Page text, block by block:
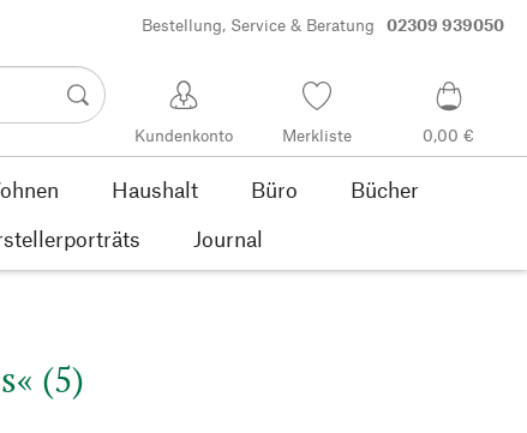
Bestellung, Service & Beratung 02309 939050
Kundenkonto Merkliste 0,00 €
Haushalt Büro
Bücher
Journal
(5)